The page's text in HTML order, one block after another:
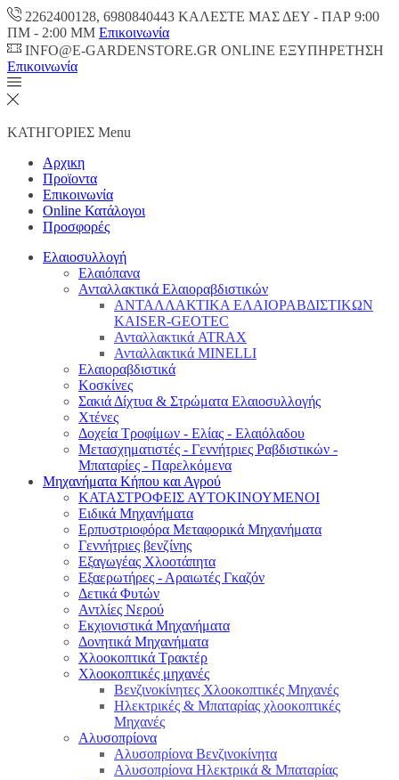
2262400128, 6980840443 ΚΑΛΕΣΤΕ ΜΑΣ ΔΕΥ - ΠΑΡ 9:00
ΠM - 2:00 ΜΜ Επικοινωνία
INFO@E-GARDENSTORE.GR ONLINE ΕΞΥΠΗΡΕΤΗΣH
Επικοινωνία
ΚΑΤΗΓΟΡΙΕΣ Menu
Αρχικη
Προϊοντα
Επικοινωνία
Online Κατάλογοι
Προσφορές
Ελαιοσυλλογή
Ελαιόπανα
Ανταλλακτικά Ελαιοραβδιστικών
ΑΝΤΑΛΛΑΚΤΙΚΑ ΕΛΑΙΟΡΑΒΔΙΣΤΙΚΩΝ
KAISER-GEOTEC
Ανταλλακτικά ATRAX
Ανταλλακτικά MINELLI
Ελαιοραβδιστικά
Κοσκίνες
Σακιά Δίχτυα & Στρώματα Ελαιοσυλλογής
Χτένες
Δοχεία Τροφίμων - Ελίας - Ελαιόλαδου
Μετασχηματιστές - Γεννήτριες Ραβδιστικών -
Μπαταρίες - Παρελκόμενα
Μηχανήματα Κήπου και Αγρού
ΚΑΤΑΣΤΡΟΦΕΙΣ ΑΥΤΟΚΙΝΟΥΜΕΝΟΙ
Ειδικά Μηχανήματα
Eρπυστριοφόρα Μεταφορικά Μηχανήματα
Γεννήτριες βενζίνης
Εξαγωγέας Χλοοτάπητα
Εξαερωτήρες - Αραιωτές Γκαζόν
Δετικά Φυτών
Αντλίες Νερού
Εκχιονιστικά Μηχανήματα
Δονητικά Μηχανήματα
Χλοοκοπτικά Τρακτέρ
Χλοοκοπτικές μηχανές
Βενζινοκίνητες Χλοοκοπτικές Μηχανές
Ηλεκτρικές & Μπαταρίας χλοοκοπτικές
Μηχανές
Αλυσοπρίονα
Αλυσοπρίονα Βενζινοκίνητα
Αλυσοπρίονα Ηλεκτρικά & Μπαταρίας